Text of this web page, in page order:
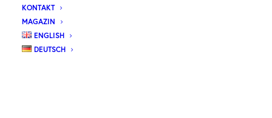
KONTAKT
MAGAZIN
ENGLISH
DEUTSCH